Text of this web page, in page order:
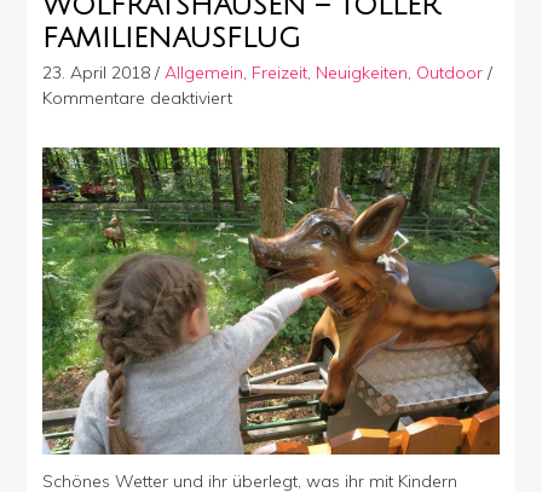
FAMILIENAUSFLUG
23. April 2018/ Allgemein, Freizeit, Neuigkeiten, Outdoor/
Kommentare deaktiviertfür
Wolfratshausen
–
toller
Familienausflug
Schönes Wetter und ihr überlegt, was ihr mit Kindern